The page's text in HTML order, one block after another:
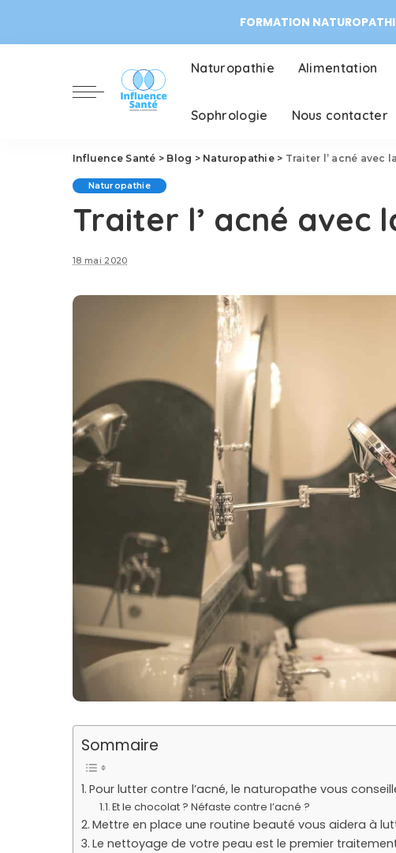
FORMATION
Naturopathie Alimentation
Sophrologie Nous contacter
Influence Santé > Blog > Naturopathie> Traiter l’ acné avec
Naturopathie
Traiter l’ acné avec
18 mai 2020
Sommaire
Pour lutter contre l’acné, le naturopathe vous
Et le chocolat ? Néfaste contre l’acné ?
Mettre en place une routine beauté vous aidera à
Le nettoyage de votre peau est le premier